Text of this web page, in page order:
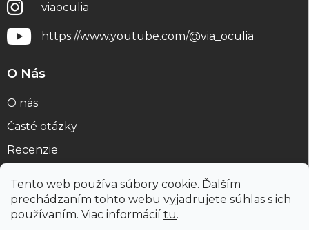
Tento web používa súbory cookie. Ďalším
prechádzaním tohto webu vyjadrujete súhlas s ich
používaním. Viac informácií tu.
viaoculia
https://www.youtube.com/@via_oculia
O Nás
O nás
Časté otázky
Recenzie